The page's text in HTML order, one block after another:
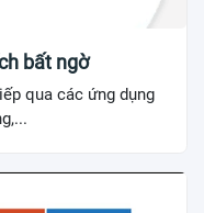
bất ngờ
qua các ứng dụng